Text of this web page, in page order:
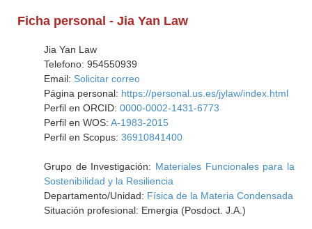
Ficha personal - Jia Yan Law
Jia Yan Law
Telefono: 954550939
Email: Solicitar correo
Página personal: https://personal.us.es/jylaw/index.html
Perfil en ORCID: 0000-0002-1431-6773
Perfil en WOS: A-1983-2015
Perfil en Scopus: 36910841400
Grupo de Investigación: Materiales Funcionales para la
Sostenibilidad y la Resiliencia
Departamento/Unidad: Física de la Materia Condensada
Situación profesional: Emergia (Posdoct. J.A.)